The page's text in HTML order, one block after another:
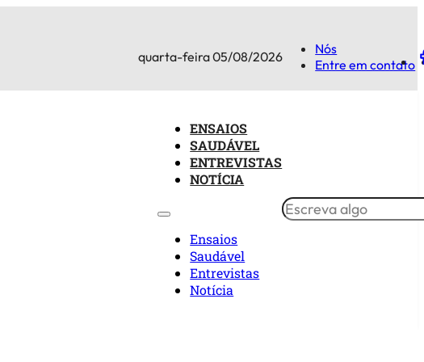
quarta-feira 05/08/2026
Nós
Entre em contato
ENSAIOS
SAUDÁVEL
ENTREVISTAS
NOTÍCIA
Ensaios
Saudável
Entrevistas
Notícia